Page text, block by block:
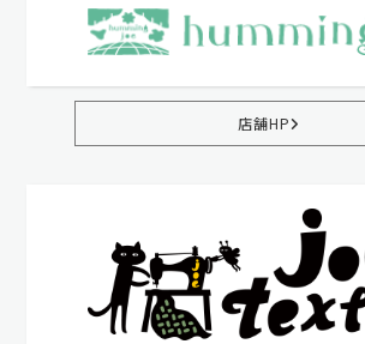
店舗HP